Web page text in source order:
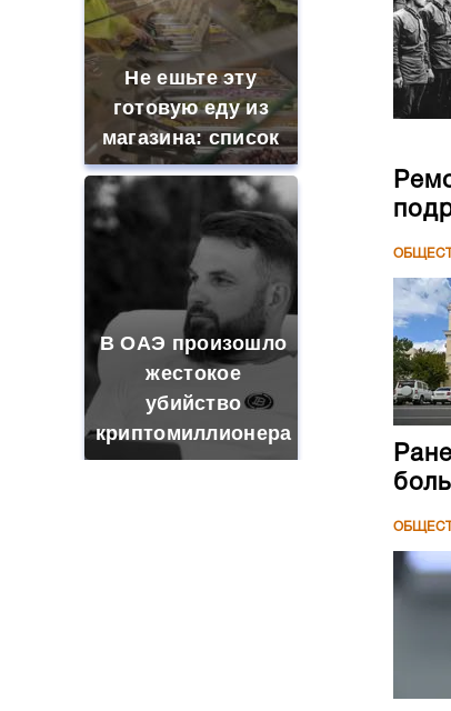
Не ешьте эту
готовую еду из
магазина: список
В ОАЭ произошло
жестокое
убийство
криптомиллионера